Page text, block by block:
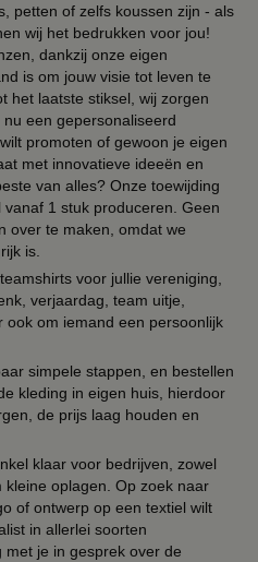
petten of zelfs koussen zijn - als
wij het bedrukken voor jou!
dankzij onze eigen
is om jouw visie tot leven te
het laatste stiksel, wij zorgen
een gepersonaliseerd
promoten of gewoon je eigen
met innovatieve ideeën en
van alles? Onze toewijding
1 stuk produceren. Geen
over te maken, omdat we
is.
voor jullie vereniging,
verjaardag, team uitje,
ook om iemand een persoonlijk
simpele stappen, en bestellen
kleding in eigen huis, hierdoor
de prijs laag houden en
klaar voor bedrijven, zowel
oplagen. Op zoek naar
of ontwerp op een textiel wilt
in allerlei soorten
je in gesprek over de